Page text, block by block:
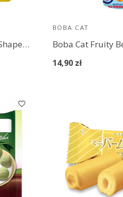
Bandai Sanrio Characters Shaped Gummy
BOBA CAT
14,90 zł